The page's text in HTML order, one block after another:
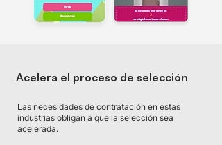
Acelera el proceso de selección
Las necesidades de contratación en estas
industrias obligan a que la selección sea
acelerada.